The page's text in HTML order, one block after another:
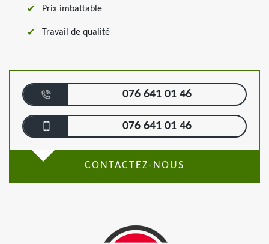
Prix imbattable
Travail de qualité
076 641 01 46
076 641 01 46
CONTACTEZ-NOUS